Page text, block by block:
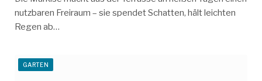
nutzbaren Freiraum – sie spendet Schatten, hält leichten
Regen ab…
GARTEN